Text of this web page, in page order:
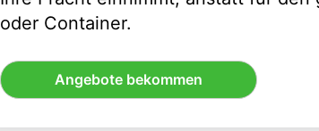
oder Container.
Angebote bekommen